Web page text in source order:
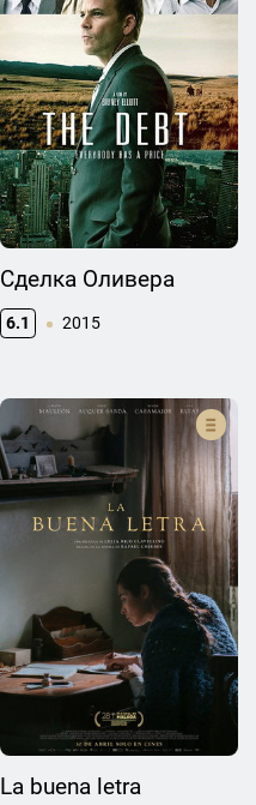
Сделка Оливера
6.1 2015
La buena letra